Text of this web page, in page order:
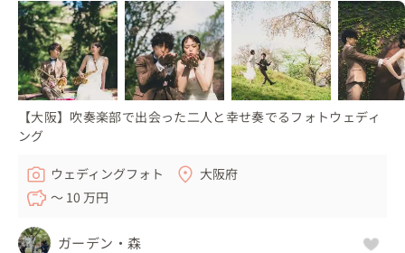
【大阪】吹奏楽部で出会った二人と幸せ奏でるフォトウェディ
ング
ウェディングフォト
大阪府
〜 10 万円
ガーデン・森